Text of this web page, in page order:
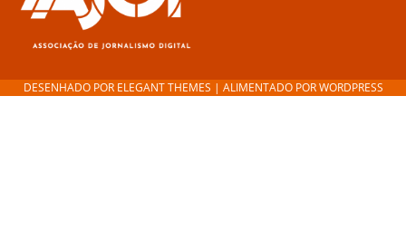
DESENHADO POR ELEGANT THEMES | ALIMENTADO PORWORDPRESS